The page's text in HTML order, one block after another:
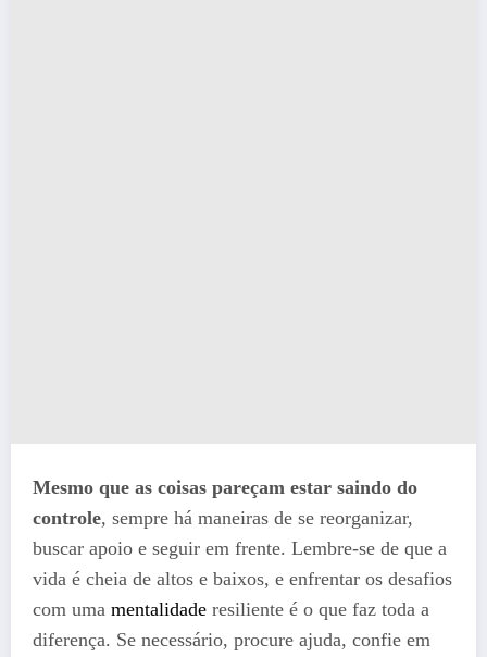
Mesmo que as coisas pareçam estar saindo do
controle, sempre há maneiras de se reorganizar,
buscar apoio e seguir em frente. Lembre-se de que a
vida é cheia de altos e baixos, e enfrentar os desafios
com uma mentalidade resiliente é o que faz toda a
diferença. Se necessário, procure ajuda, confie em